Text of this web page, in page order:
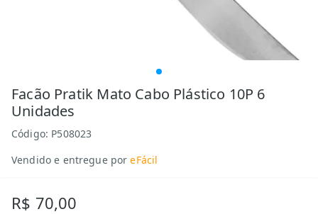
Facão Pratik Mato Cabo Plástico 10P 6
Unidades
Código: P508023
Vendido e entregue por eFácil
R$ 70,00